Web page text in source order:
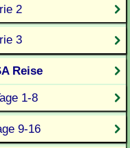
2
3
Reise
1-8
9-16